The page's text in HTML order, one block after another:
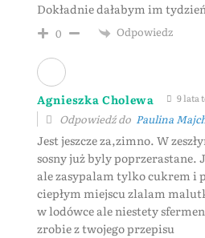
Dokładnie dałabym im
0 Odpowiedz
Agnieszka Cholewa 9 lata
Odpowiedź do Paulina
Jest jeszcze za,zimno. W
sosny już byly poprzerastane.
ale zasypalam tylko cukrem i
ciepłym miejscu zlalam
w lodówce ale niestety
zrobie z twojego przepisu